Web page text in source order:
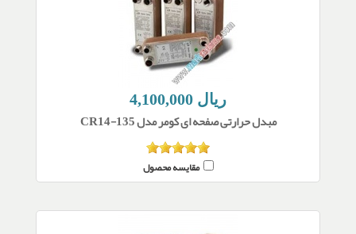
4,100,000 ریال
مبدل حرارتی صفحه ای کومر مدل CR14-135
مقایسه محصول